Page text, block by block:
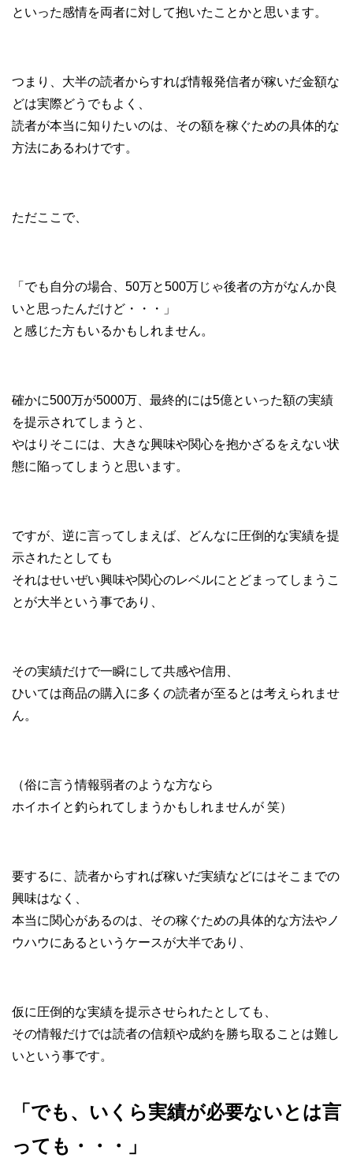
といった感情を両者に対して抱いたことかと思います。
つまり、大半の読者からすれば情報発信者が稼いだ金額な
どは実際どうでもよく、
読者が本当に知りたいのは、その額を稼ぐための具体的な
方法にあるわけです。
ただここで、
「でも自分の場合、50万と500万じゃ後者の方がなんか良
いと思ったんだけど・・・」
と感じた方もいるかもしれません。
確かに500万が5000万、最終的には5億といった額の実績
を提示されてしまうと、
やはりそこには、大きな興味や関心を抱かざるをえない状
態に陥ってしまうと思います。
ですが、逆に言ってしまえば、どんなに圧倒的な実績を提
示されたとしても
それはせいぜい興味や関心のレベルにとどまってしまうこ
とが大半という事であり、
その実績だけで一瞬にして共感や信用、
ひいては商品の購入に多くの読者が至るとは考えられませ
ん。
（俗に言う情報弱者のような方なら
ホイホイと釣られてしまうかもしれませんが 笑）
要するに、読者からすれば稼いだ実績などにはそこまでの
興味はなく、
本当に関心があるのは、その稼ぐための具体的な方法やノ
ウハウにあるというケースが大半であり、
仮に圧倒的な実績を提示させられたとしても、
その情報だけでは読者の信頼や成約を勝ち取ることは難し
いという事です。
「でも、いくら実績が必要ないとは言
っても・・・」